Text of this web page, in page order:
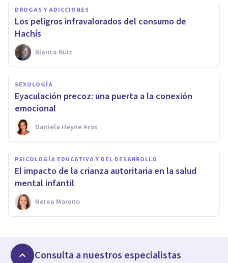
DROGAS Y ADICCIONES
Los peligros infravalorados del consumo de
Hachís
Blanca Ruiz
SEXOLOGÍA
Eyaculación precoz: una puerta a la conexión
emocional
Daniela Heyne Aros
PSICOLOGÍA EDUCATIVA Y DEL DESARROLLO
El impacto de la crianza autoritaria en la salud
mental infantil
Nerea Moreno
Consulta a nuestros especialistas